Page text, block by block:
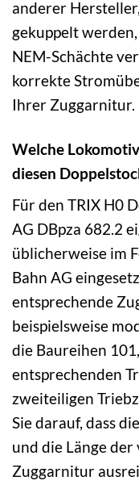
anderer
gekuppelt
NEM-Schächte
korrekte
Ihrer Zuggarnitur.
Welche
diesen
Für den TRIX H0
AG DBpza 682.2
üblicherweise im
Bahn AG
entsprechende
beispielsweise
die Baureihen
entsprechenden
zweiteiligen
Sie darauf, dass
und die Länge
Zuggarnitur